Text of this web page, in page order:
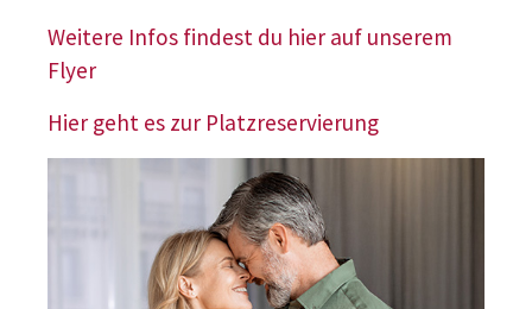
Weitere Infos findest du hier auf unserem
Flyer
Hier geht es zur Platzreservierung